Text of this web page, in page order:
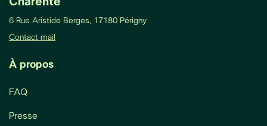
6 Rue Aristide Berges, 17180 Périgny
Contact mail
À propos
FAQ
Presse